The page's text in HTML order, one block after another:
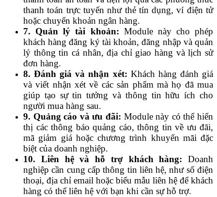
thanh toán trực tuyến như thẻ tín dụng, ví điện tử
hoặc chuyển khoản ngân hàng.
7. Quản lý tài khoản: Module này cho phép
khách hàng đăng ký tài khoản, đăng nhập và quản
lý thông tin cá nhân, địa chỉ giao hàng và lịch sử
đơn hàng.
8. Đánh giá và nhận xét: Khách hàng đánh giá
và viết nhận xét về các sản phẩm mà họ đã mua
giúp tạo sự tin tưởng và thông tin hữu ích cho
người mua hàng sau.
9. Quảng cáo và ưu đãi: Module này có thể hiển
thị các thông báo quảng cáo, thông tin về ưu đãi,
mã giảm giá hoặc chương trình khuyến mãi đặc
biệt của doanh nghiệp.
10. Liên hệ và hỗ trợ khách hàng: Doanh
nghiệp cần cung cấp thông tin liên hệ, như số điện
thoại, địa chỉ email hoặc biểu mẫu liên hệ để khách
hàng có thể liên hệ với bạn khi cần sự hỗ trợ.